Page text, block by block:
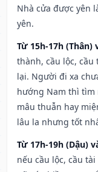
Nhà cửa được yên
yên.
Từ 15h-17h (Thân)
thành, cầu lộc, cầu
lại. Người đi xa
hướng Nam thì tìm
mâu thuẫn hay
lâu la nhưng tốt
Từ 17h-19h (Dậu)
nếu cầu lộc, cầu